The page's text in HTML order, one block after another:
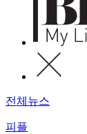
전체뉴스
피플